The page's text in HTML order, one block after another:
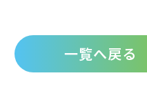
一覧へ戻る